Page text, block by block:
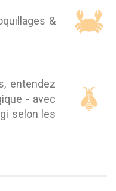
&
entendez
- avec
selon les